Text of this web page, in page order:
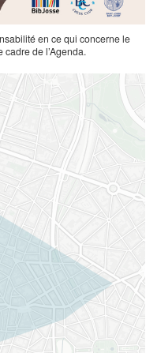
en ce qui concerne le
de l’Agenda.